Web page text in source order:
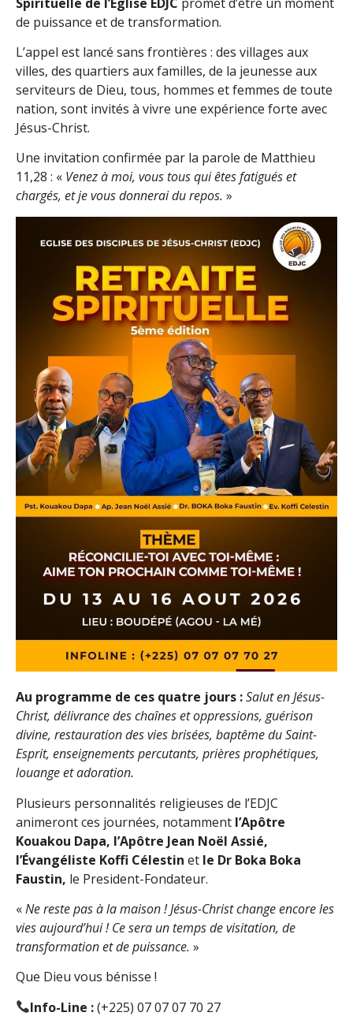
de puissance et de transformation.
L’appel est lancé sans frontières : des villages aux
villes, des quartiers aux familles, de la jeunesse aux
serviteurs de Dieu, tous, hommes et femmes de toute
nation, sont invités à vivre une expérience forte avec
Jésus-Christ.
Une invitation confirmée par la parole de Matthieu
11,28 : « Venez à moi, vous tous qui êtes fatigués et
chargés, et je vous donnerai du repos. »
Au programme de ces quatre jours :Salut en Jésus-
Christ, délivrance des chaînes et oppressions, guérison
divine, restauration des vies brisées, baptême du Saint-
Esprit, enseignements percutants, prières prophétiques,
louange et adoration.
Plusieurs personnalités religieuses de l’EDJC
animeront ces journées, notamment l’Apôtre
Kouakou Dapa, l’Apôtre Jean Noël Assié,
l’Évangéliste Koffi Célestin et le Dr Boka Boka
Faustin, le President-Fondateur.
«Ne reste pas à la maison ! Jésus-Christ change encore les
vies aujourd’hui ! Ce sera un temps de visitation, de
transformation et de puissance. »
Que Dieu vous bénisse !
Info-Line :(+225) 07 07 07 70 27